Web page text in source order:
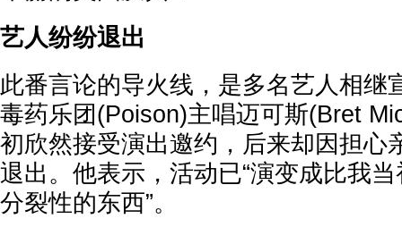
艺人纷纷退出
此番言论的导火线，是多名艺人相继
毒药乐团(Poison)主唱迈可斯(Bret
初欣然接受演出邀约，后来却因担心
退出。他表示，活动已“演变成比我
分裂性的东西”。